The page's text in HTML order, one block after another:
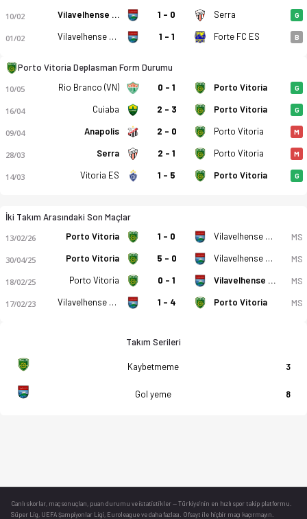
10/02 Vilavelhense ES 1 - 0 Serra G
01/02 Vilavelhense ES 1 - 1 Forte FC ES B
Porto Vitoria Deplasman Form Durumu
10/05 Rio Branco (VN) 0 - 1 Porto Vitoria G
16/04 Cuiaba 2 - 3 Porto Vitoria G
09/04 Anapolis 2 - 0 Porto Vitoria M
28/03 Serra 2 - 1 Porto Vitoria M
14/03 Vitoria ES 1 - 5 Porto Vitoria G
İki Takım Arasındaki Son Maçlar
13/02/26 Porto Vitoria 1 - 0 Vilavelhense ES MS
30/04/25 Porto Vitoria 5 - 0 Vilavelhense ES MS
18/02/25 Porto Vitoria 0 - 1 Vilavelhense ES MS
17/02/23 Vilavelhense ES 1 - 4 Porto Vitoria MS
Takım Serileri
Kaybetmeme 3
Gol yeme 8
Canlı skorlar , maç sonuçları, puan durumu ve istatistikler — Türkiye’nin en hızlı spor takip platformu.
Süper Lig, UEFA Şampiyonlar Ligi, Euroleague ve daha fazlası. Ofsayt ile hiçbir maçı kaçırmayın.